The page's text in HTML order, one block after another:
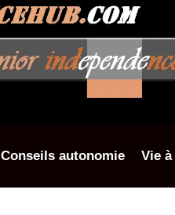
Conseils autonomie Vie